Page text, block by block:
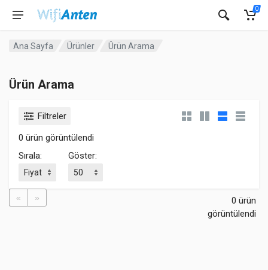
0
Ana Sayfa Ürünler Ürün Arama
Ürün Arama
Filtreler
0 ürün görüntülendi
Sırala:
Göster:
« »
0 ürün
görüntülendi